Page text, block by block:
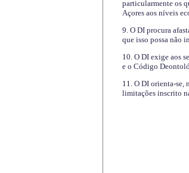
particularmente os
Açores aos níveis
9. O DI procura
que isso possa não
10. O DI exige aos
e o Código
11. O DI orienta-se,
limitações inscrito